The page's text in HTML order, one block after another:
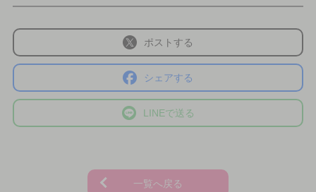
ポストする
シェアする
LINEで送る
一覧へ戻る